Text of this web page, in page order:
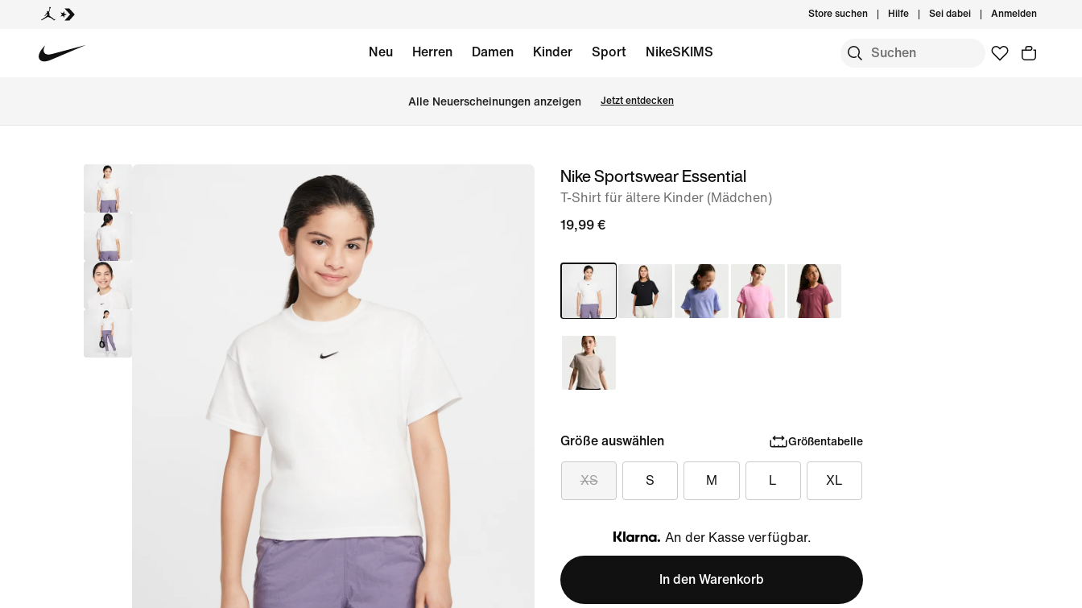
Store suchen Hilfe Sei dabei Anmelden
Neu Herren Damen Kinder Sport NikeSKIMS
Alle Neuerscheinungen anzeigen Jetzt entdecken
Bild 1Nike Sportswear Essential
T-Shirt für ältere Kinder (Mädchen)
19,99 €
Größe auswählen Größentabelle
XS S M L XL
Klarna
An der Kasse verfügbar.
In den Warenkorb